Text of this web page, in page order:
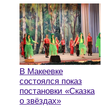
В Макеевке
состоялся показ
постановки «Сказка
о звёздах»